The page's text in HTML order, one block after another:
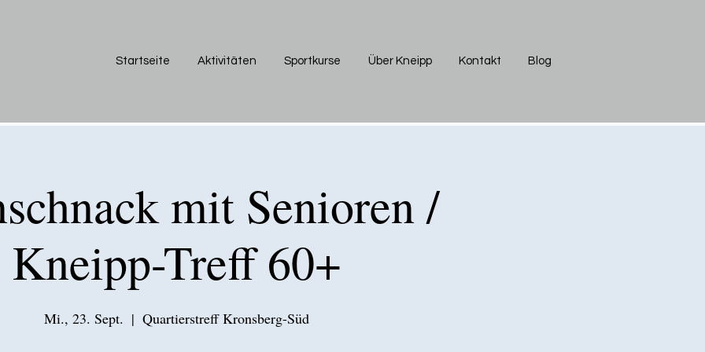
Startseite Aktivitäten Sportkurse Über Kneipp Kontakt Blog
mit Senioren /
Kneipp-Treff 60+
Mi., 23. Sept.
  |
Quartierstreff Kronsberg-Süd